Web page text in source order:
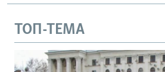
ТОП-ТЕМА